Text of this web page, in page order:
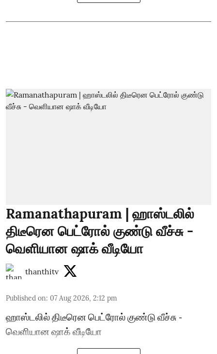
Ramanathapuram | ஹாஸ்டலில்
திடீரென பெட்ரோல் குண்டு வீச்சு -
வெளியான ஷாக் வீடியோ
thanthitv
Published on: 07 Aug 2026, 2:12 pm
ஹாஸ்டலில் திடீரென பெட்ரோல் குண்டு வீச்சு -
வெளியான ஷாக் வீடியோ